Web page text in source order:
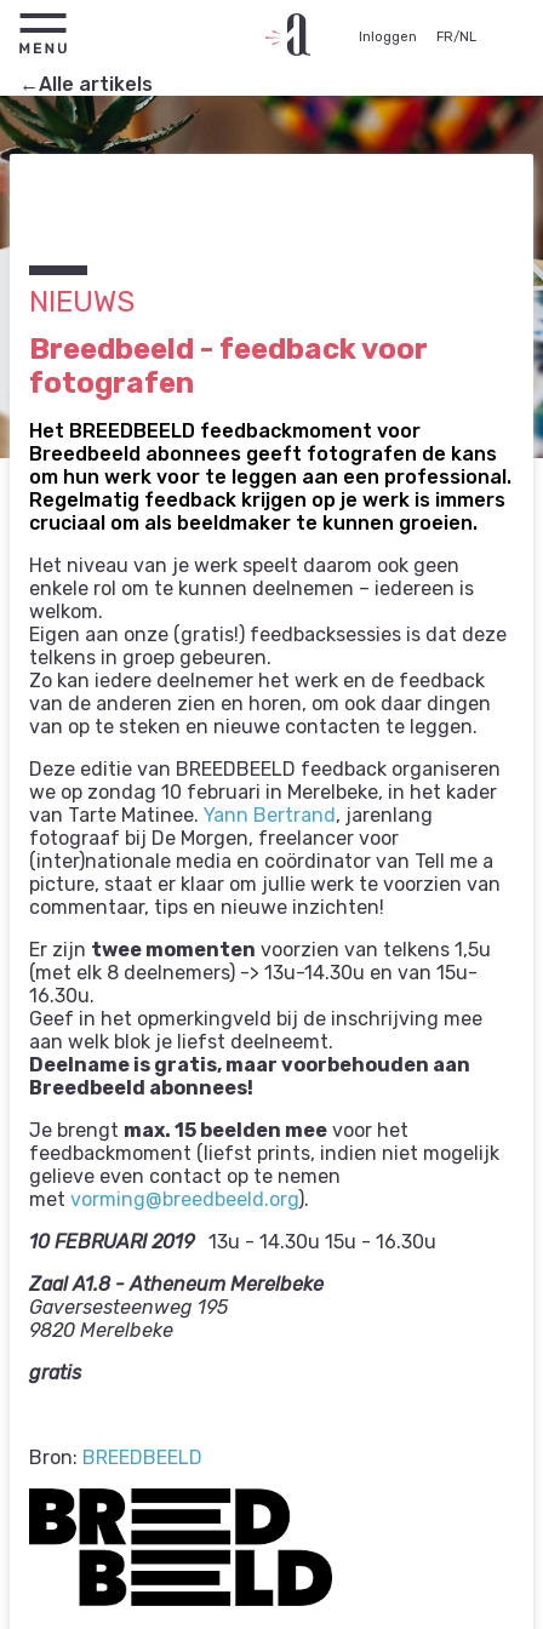
Inloggen FR/NL
←Alle artikels
NIEUWS
Breedbeeld - feedback voor
fotografen
Het BREEDBEELD feedbackmoment voor
Breedbeeld abonnees geeft fotografen de kans
om hun werk voor te leggen aan een professional.
Regelmatig feedback krijgen op je werk is immers
cruciaal om als beeldmaker te kunnen groeien.
Het niveau van je werk speelt daarom ook geen
enkele rol om te kunnen deelnemen – iedereen is
welkom.
Eigen aan onze (gratis!) feedbacksessies is dat deze
telkens in groep gebeuren.
Zo kan iedere deelnemer het werk en de feedback
van de anderen zien en horen, om ook daar dingen
van op te steken en nieuwe contacten te leggen.
Deze editie van BREEDBEELD feedback organiseren
we op zondag 10 februari in Merelbeke, in het kader
van Tarte Matinee. Yann Bertrand , jarenlang
fotograaf bij De Morgen, freelancer voor
(inter)nationale media en coördinator van Tell me a
picture, staat er klaar om jullie werk te voorzien van
commentaar, tips en nieuwe inzichten!
Er zijn twee momenten voorzien van telkens 1,5u
(met elk 8 deelnemers) -> 13u-14.30u en van 15u-
16.30u.
Geef in het opmerkingveld bij de inschrijving mee
aan welk blok je liefst deelneemt.
Deelname is gratis, maar voorbehouden aan
Breedbeeld abonnees!
Je brengt max. 15 beelden mee voor het
feedbackmoment (liefst prints, indien niet mogelijk
gelieve even contact op te nemen
met vorming@breedbeeld.org).
10 FEBRUARI 2019 13u - 14.30u 15u - 16.30u
Zaal A1.8 - Atheneum Merelbeke
Gaversesteenweg 195
9820 Merelbeke
gratis
Bron: BREEDBEELD